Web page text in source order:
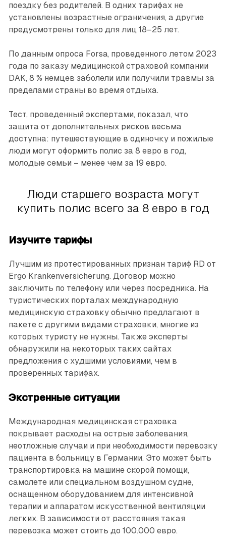
поездку без родителей. В одних тарифах не
установлены возрастные ограничения, а другие
предусмотрены только для лиц 18–25 лет.
По данным опроса Forsa, проведенного летом 2023
года по заказу медицинской страховой компании
DAK, 8 % немцев заболели или получили травмы за
пределами страны во время отдыха.
Тест, проведенный экспертами, показал, что
защита от дополнительных рисков весьма
доступна: путешествующие в одиночку и пожилые
люди могут оформить полис за 8 евро в год,
молодые семьи – менее чем за 19 евро.
Люди старшего возраста могут
купить полис всего за 8 евро в год
Изучите тарифы
Лучшим из протестированных признан тариф RD от
Ergo Krankenversicherung. Договор можно
заключить по телефону или через посредника. На
туристических порталах международную
медицинскую страховку обычно предлагают в
пакете с другими видами страховки, многие из
которых туристу не нужны. Также эксперты
обнаружили на некоторых таких сайтах
предложения с худшими условиями, чем в
проверенных тарифах.
Экстренные ситуации
Международная медицинская страховка
покрывает расходы на острые заболевания,
неотложные случаи и при необходимости перевозку
пациента в больницу в Германии. Это может быть
транспортировка на машине скорой помощи,
самолете или специальном воздушном судне,
оснащенном оборудованием для интенсивной
терапии и аппаратом искусственной вентиляции
легких. В зависимости от расстояния такая
перевозка может стоить до 100.000 евро.